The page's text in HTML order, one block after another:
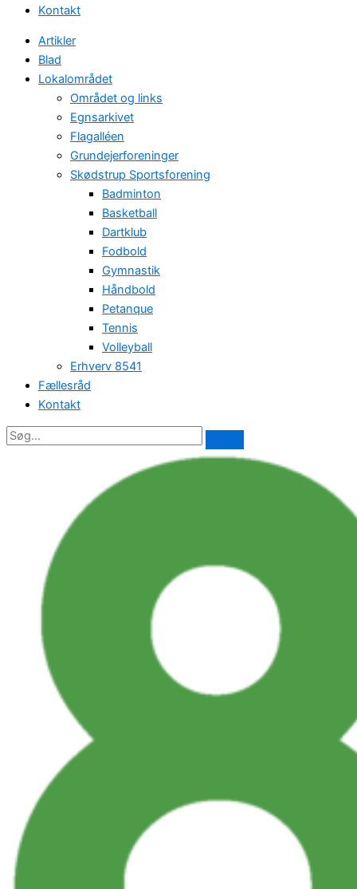
Kontakt
Artikler
Blad
Lokalområdet
Området og links
Egnsarkivet
Flagalléen
Grundejerforeninger
Skødstrup Sportsforening
Badminton
Basketball
Dartklub
Fodbold
Gymnastik
Håndbold
Petanque
Tennis
Volleyball
Erhverv 8541
Fællesråd
Kontakt